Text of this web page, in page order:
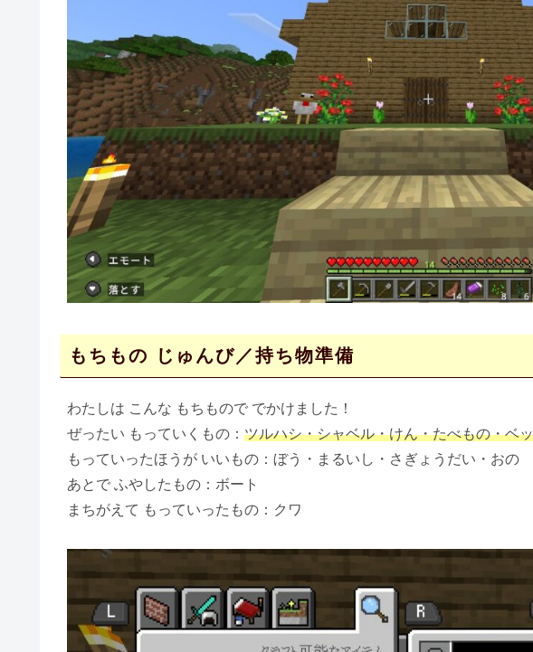
もちもの じゅんび／持ち物準備
わたしは こんな もちもので でかけました！
ぜったい もっていくもの： ツルハシ・シャベル・けん・たべもの・ベ
もっていったほうが いいもの：ぼう・まるいし・さぎょうだい・おの
あとで ふやしたもの：ボート
まちがえて もっていったもの：クワ